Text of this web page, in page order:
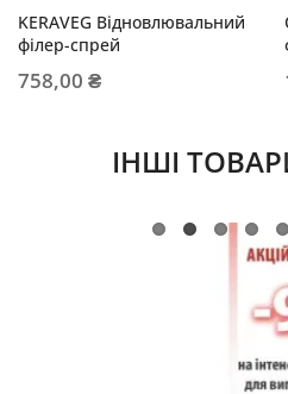
KERAVEG Відновлювальний
філер-спрей
758,00 ₴
ІНШІ